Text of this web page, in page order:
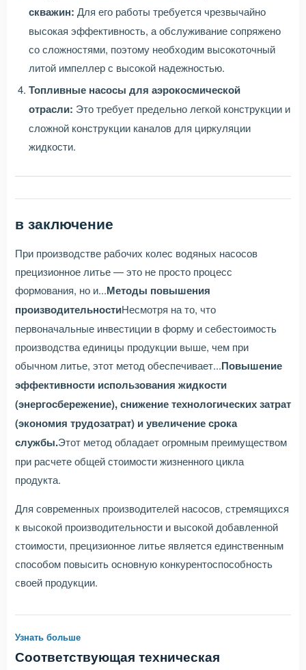
скважин: Для его работы требуется чрезвычайно
высокая эффективность, а обслуживание сопряжено
со сложностями, поэтому необходим высокоточный
литой импеллер с высокой надежностью.
Топливные насосы для аэрокосмической
отрасли: Это требует предельно легкой конструкции и
сложной конструкции каналов для циркуляции
жидкости.
в заключение
При производстве рабочих колес водяных насосов
прецизионное литье — это не просто процесс
формования, но и...Методы повышения
производительностиНесмотря на то, что
первоначальные инвестиции в форму и себестоимость
производства единицы продукции выше, чем при
обычном литье, этот метод обеспечивает...Повышение
эффективности использования жидкости
(энергосбережение), снижение технологических затрат
(экономия трудозатрат) и увеличение срока
службы.Этот метод обладает огромным преимуществом
при расчете общей стоимости жизненного цикла
продукта.
Для современных производителей насосов, стремящихся
к высокой производительности и высокой добавленной
стоимости, прецизионное литье является единственным
способом повысить основную конкурентоспособность
своей продукции.
Узнать больше
Соответствующая техническая